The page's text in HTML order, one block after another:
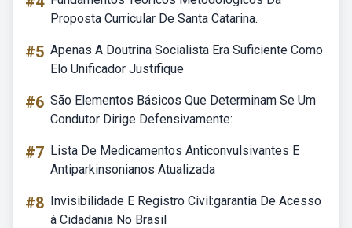
Proposta Curricular De Santa Catarina.
#5 Apenas A Doutrina Socialista Era Suficiente Como
Elo Unificador Justifique
#6 São Elementos Básicos Que Determinam Se Um
Condutor Dirige Defensivamente:
#7 Lista De Medicamentos Anticonvulsivantes E
Antiparkinsonianos Atualizada
#8 Invisibilidade E Registro Civil:garantia De Acesso
à Cidadania No Brasil